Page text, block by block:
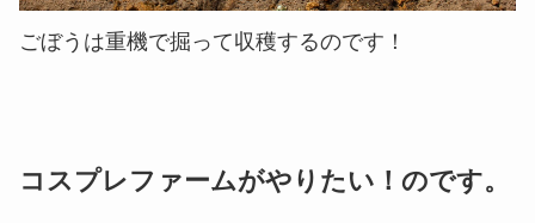
ごぼうは重機で掘って収穫するのです！
コスプレファームがやりたい！のです。